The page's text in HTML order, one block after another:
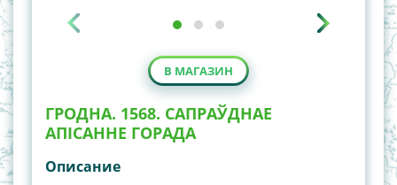
В МАГАЗИН
ГРОДНА. 1568. САПРАЎДНАЕ
АПІСАННЕ ГОРАДА
Описание